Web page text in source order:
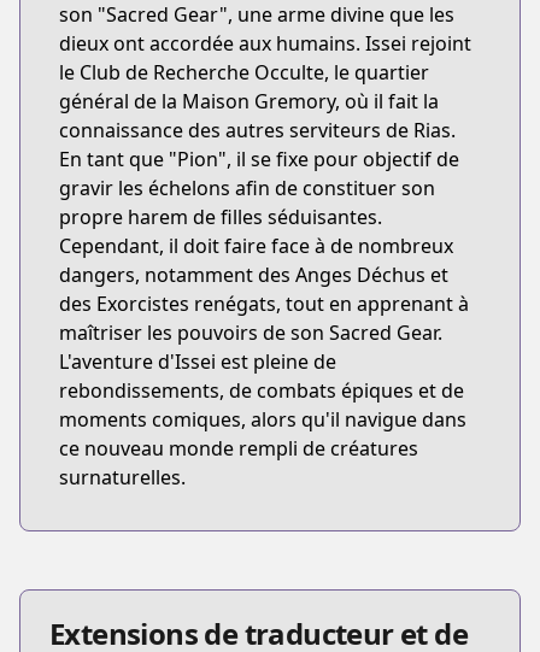
son "Sacred Gear", une arme divine que les
dieux ont accordée aux humains. Issei rejoint
le Club de Recherche Occulte, le quartier
général de la Maison Gremory, où il fait la
connaissance des autres serviteurs de Rias.
En tant que "Pion", il se fixe pour objectif de
gravir les échelons afin de constituer son
propre harem de filles séduisantes.
Cependant, il doit faire face à de nombreux
dangers, notamment des Anges Déchus et
des Exorcistes renégats, tout en apprenant à
maîtriser les pouvoirs de son Sacred Gear.
L'aventure d'Issei est pleine de
rebondissements, de combats épiques et de
moments comiques, alors qu'il navigue dans
ce nouveau monde rempli de créatures
surnaturelles.
Extensions de traducteur et de